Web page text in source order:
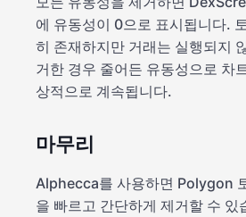
에 유동성이 0으로 표시됩니다.
히 존재하지만 거래는 실행되지
거한 경우 줄어든 유동성으로 차
상적으로 계속됩니다.
마무리
Alphecca를 사용하면 Polygon
을 빠르고 간단하게 제거할 수 있